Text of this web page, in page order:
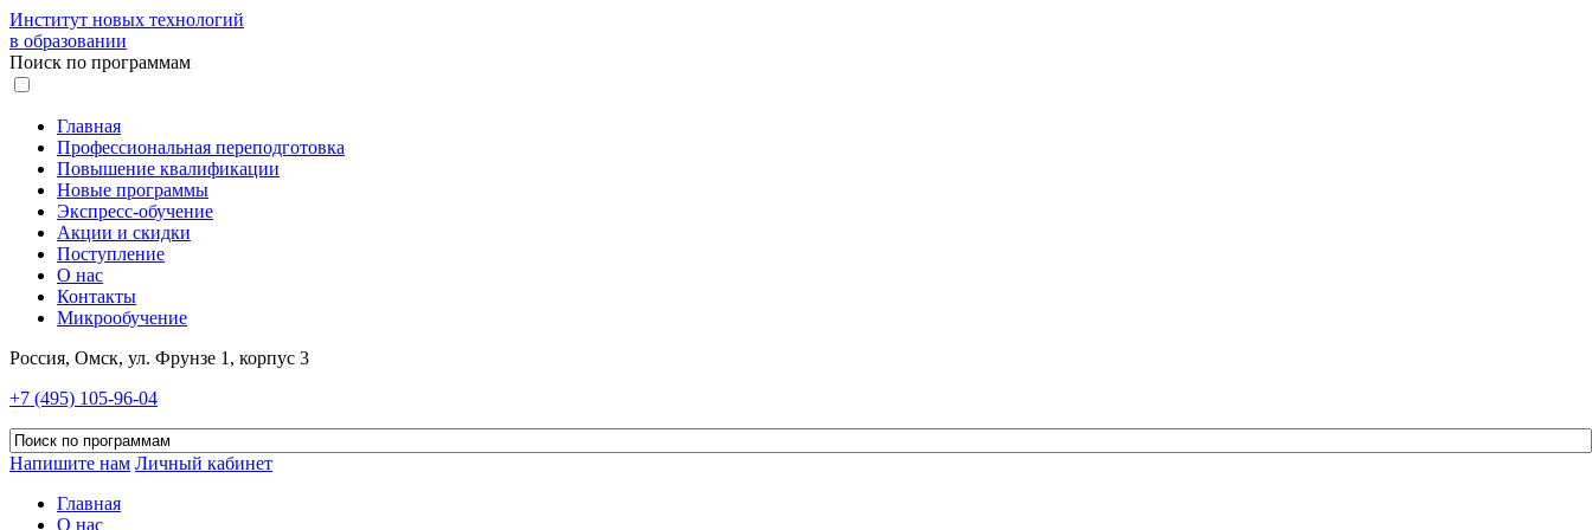
Институт новых технологий
в образовании
Поиск по программам
Главная
Профессиональная переподготовка
Повышение квалификации
Новые программы
Экспресс-обучение
Акции и скидки
Поступление
О нас
Контакты
Микрообучение
Россия, Омск, ул. Фрунзе 1, корпус 3
+7 (495) 105-96-04
Напишите нам Личный кабинет
Главная
О нас